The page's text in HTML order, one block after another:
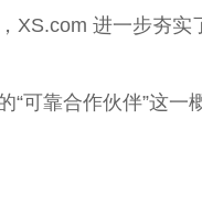
XS.com 进一步夯实
可靠合作伙伴”这一